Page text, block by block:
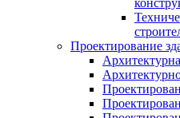
Проектирование